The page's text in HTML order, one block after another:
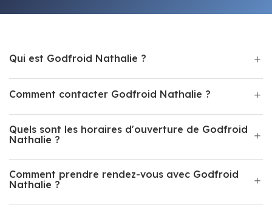
Qui est Godfroid Nathalie ?
Comment contacter Godfroid Nathalie ?
Quels sont les horaires d'ouverture de Godfroid
Nathalie ?
Comment prendre rendez-vous avec Godfroid
Nathalie ?